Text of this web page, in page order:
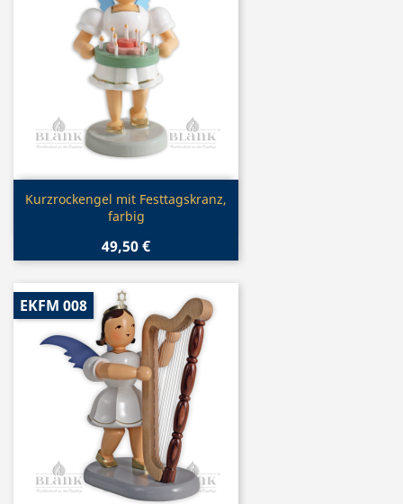
Vorschau
Kurzrockengel mit Festtagskranz,
farbig
49,50 €
EKFM 008